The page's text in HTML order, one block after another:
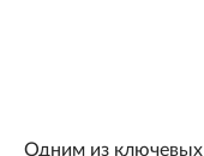
Одним из